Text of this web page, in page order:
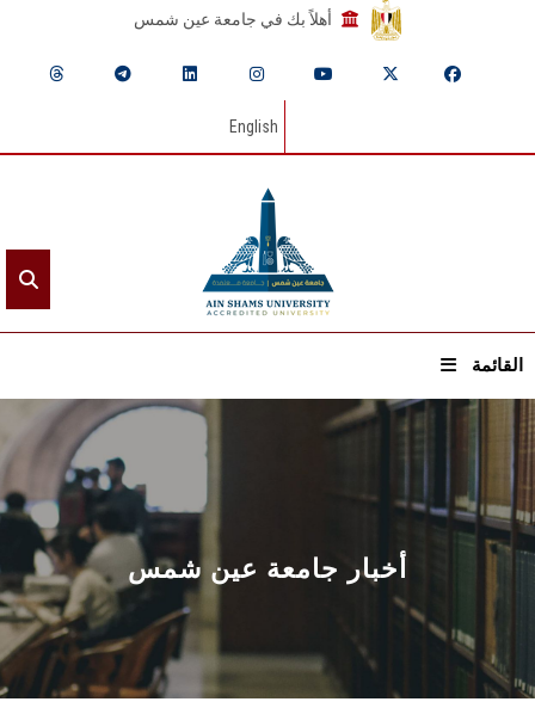
أهلاً بك في جامعة عين شمس
English
القائمة
الرئيسيـة
عن الجامعة
القطاعـات
الشئون الأكاديمية
البحث العلمي
أخبار جامعة عين شمس